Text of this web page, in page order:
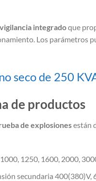
integradoque
Los parámetros
seco de 250
de productos
de explosionesestán
1250, 1600, 2000,
secundaria